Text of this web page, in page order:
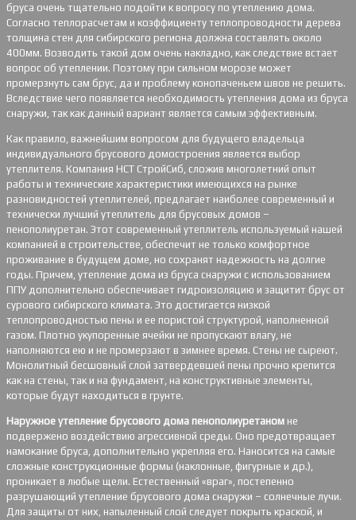
бруса очень тщательно подойти к вопросу по утеплению дома.
Согласно теплорасчетам и коэффициенту теплопроводности дерева
толщина стен для сибирского региона должна составлять около
400мм. Возводить такой дом очень накладно, как следствие встает
вопрос об утеплении. Поэтому при сильном морозе может
промерзнуть сам брус, да и проблему конопаченьем швов не решить.
Вследствие чего появляется необходимость утепления дома из бруса
снаружи, так как данный вариант является самым эффективным.
Как правило, важнейшим вопросом для будущего владельца
индивидуального брусового домостроения является выбор
утеплителя. Компания НСТ СтройСиб, сложив многолетний опыт
работы и технические характеристики имеющихся на рынке
разновидностей утеплителей, предлагает наиболее современный и
технически лучший утеплитель для брусовых домов –
пенополиуретан. Этот современный утеплитель используемый нашей
компанией в строительстве, обеспечит не только комфортное
проживание в будущем доме, но сохранят надежность на долгие
годы. Причем, утепление дома из бруса снаружи с использованием
ППУ дополнительно обеспечивает гидроизоляцию и защитит брус от
сурового сибирского климата. Это достигается низкой
теплопроводностью пены и ее пористой структурой, наполненной
газом. Плотно укупоренные ячейки не пропускают влагу, не
наполняются ею и не промерзают в зимнее время. Стены не сыреют.
Монолитный бесшовный слой затвердевшей пены прочно крепится
как на стены, так и на фундамент, на конструктивные элементы,
которые будут находиться в грунте.
Наружное утепление брусового дома пенополиуретаном не
подвержено воздействию агрессивной среды. Оно предотвращает
намокание бруса, дополнительно укрепляя его. Наносится на самые
сложные конструкционные формы (наклонные, фигурные и др.),
проникает в любые щели. Естественный «враг», постепенно
разрушающий утепление брусового дома снаружи – солнечные лучи.
Для защиты от них, напыленный слой следует покрыть краской, и